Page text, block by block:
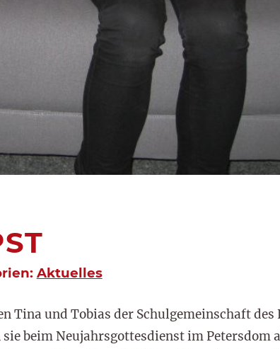
Aktuelles
Tina und Tobias der Schulgemeinschaft des
beim Neujahrsgottesdienst im Petersdom